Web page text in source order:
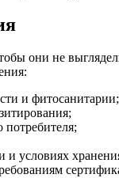
они не
и фитосанитарии;
потребителя;
и условиях